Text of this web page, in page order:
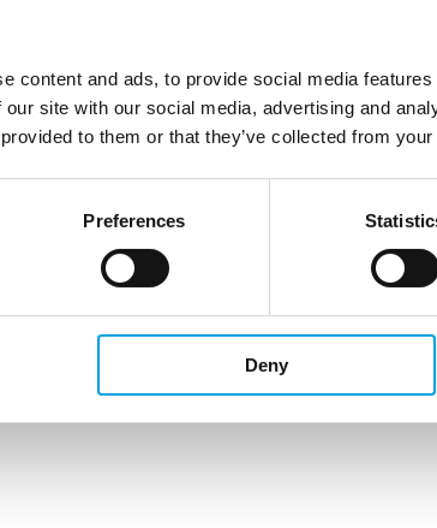
content and ads, to provide social media
our site with our social media, advertising and
to them or that they’ve collected from
Preferences
Deny